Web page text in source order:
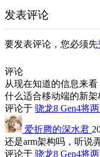
发表评论
要发表评论，您必须先
评论
从现在知道的信息来
什么适合移动端的新架
评论于 骁龙8 Gen4将
爱折腾的深水君
还是arm架构吗，听说
评论于 骁龙8 Gen4将